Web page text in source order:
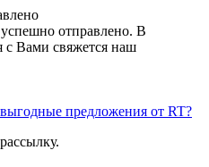
отправлено. В
с Вами свяжется наш
предложения от RT?